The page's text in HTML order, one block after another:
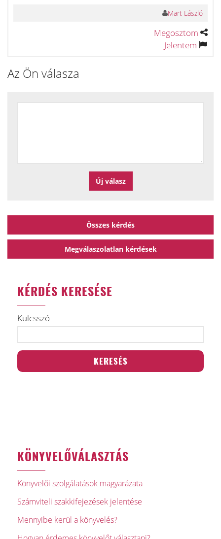
Mart László
Megosztom
Jelentem
Az Ön válasza
Összes kérdés
Megválaszolatlan kérdések
KÉRDÉS KERESÉSE
Kulcsszó
KÖNYVELŐVÁLASZTÁS
Könyvelői szolgálatások magyarázata
Számviteli szakkifejezések jelentése
Mennyibe kerül a könyvelés?